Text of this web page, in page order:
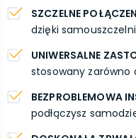
SZCZELNE
dzięki
UNIWERSALNE
stosowany zarówno
BEZPROBLEMOWA
podłączysz